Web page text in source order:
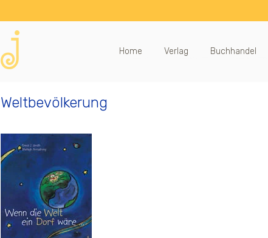
Home Verlag Buchhandel
Weltbevölkerung